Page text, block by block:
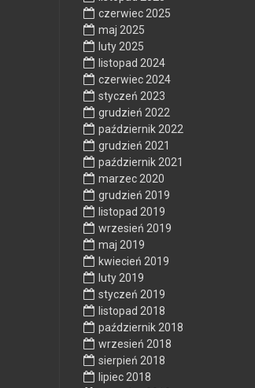
czerwiec 2025
maj 2025
luty 2025
listopad 2024
czerwiec 2024
styczeń 2023
grudzień 2022
październik 2022
grudzień 2021
październik 2021
marzec 2020
grudzień 2019
listopad 2019
wrzesień 2019
maj 2019
kwiecień 2019
luty 2019
styczeń 2019
listopad 2018
październik 2018
wrzesień 2018
sierpień 2018
lipiec 2018